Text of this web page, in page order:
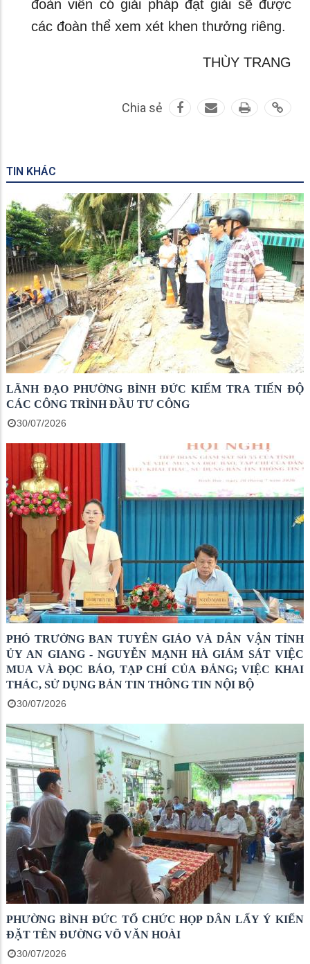
đoàn viên có giải pháp đạt giải sẽ được
các đoàn thể xem xét khen thưởng riêng.
THÙY TRANG
Chia sẻ
TIN KHÁC
LÃNH ĐẠO PHƯỜNG BÌNH ĐỨC KIỂM TRA TIẾN ĐỘ
CÁC CÔNG TRÌNH ĐẦU TƯ CÔNG
30/07/2026
PHÓ TRƯỞNG BAN TUYÊN GIÁO VÀ DÂN VẬN TỈNH
ỦY AN GIANG - NGUYỄN MẠNH HÀ GIÁM SÁT VIỆC
MUA VÀ ĐỌC BÁO, TẠP CHÍ CỦA ĐẢNG; VIỆC KHAI
THÁC, SỬ DỤNG BẢN TIN THÔNG TIN NỘI BỘ
30/07/2026
PHƯỜNG BÌNH ĐỨC TỔ CHỨC HỌP DÂN LẤY Ý KIẾN
ĐẶT TÊN ĐƯỜNG VÕ VĂN HOÀI
30/07/2026